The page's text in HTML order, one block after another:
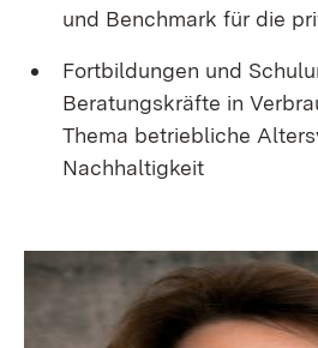
und Benchmark für die
Fortbildungen und
Beratungskräfte in
Thema betriebliche
Nachhaltigkeit